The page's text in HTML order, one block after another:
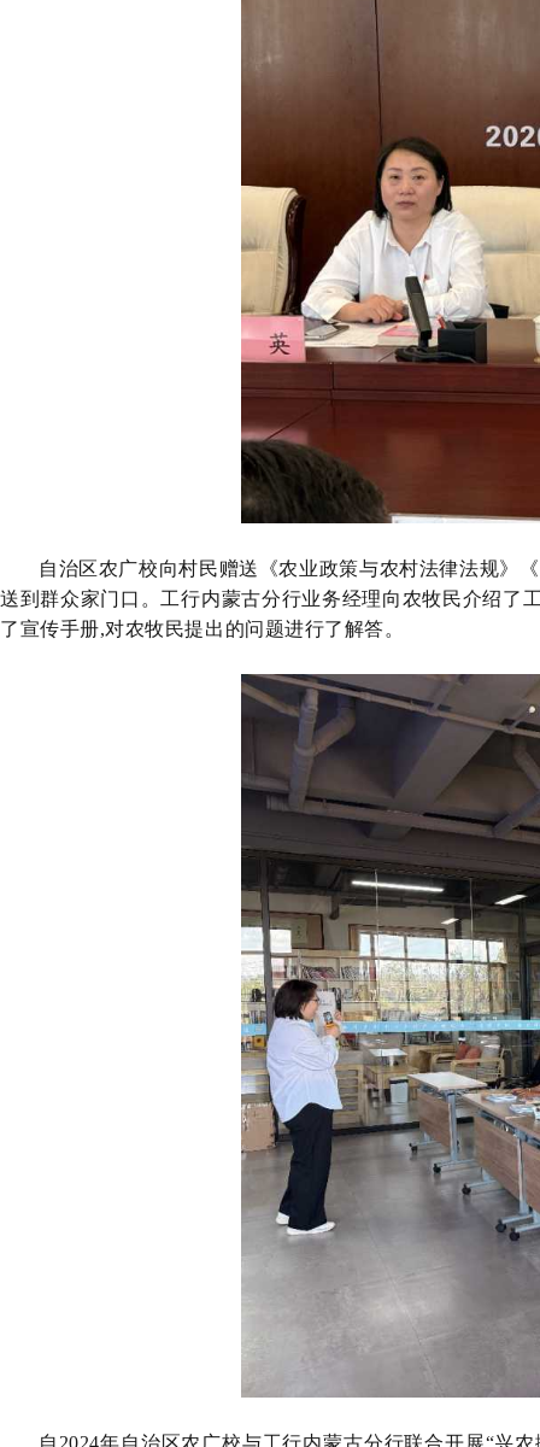
自治区农广校向村民赠送《农业政策与农村法律法规》
送到群众家门口。 工行内蒙古分行业务经理向农牧民介绍了
了宣传手册,对农牧民提出的问题进行了解答。
自 2024年自治区农广校与工行内蒙古分行联合开展“兴